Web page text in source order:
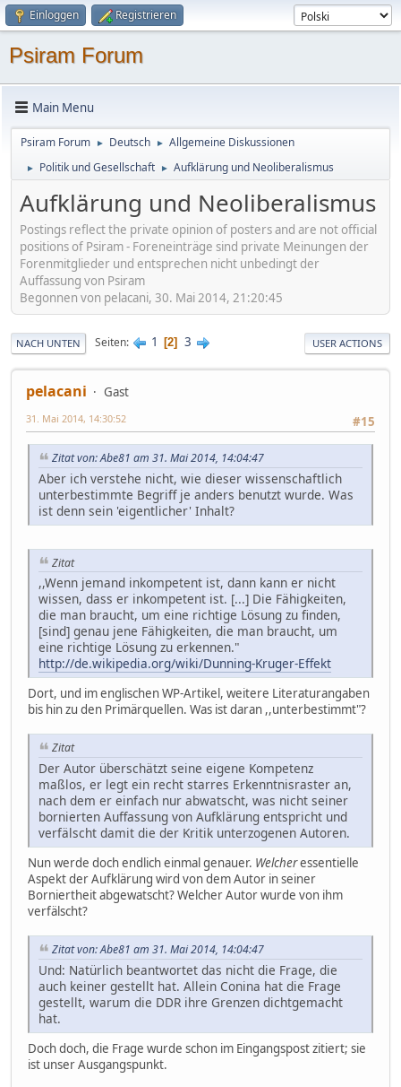
Einloggen Registrieren
Psiram Forum
Main Menu
Psiram Forum ► Deutsch ► Allgemeine Diskussionen
► Politik und Gesellschaft ► Aufklärung und Neoliberalismus
Aufklärung und Neoliberalismus
Postings reflect the private opinion of posters and are not official
positions of Psiram - Foreneinträge sind private Meinungen der
Forenmitglieder und entsprechen nicht unbedingt der
Auffassung von Psiram
Begonnen von pelacani, 30. Mai 2014, 21:20:45
NACH UNTEN Seiten 1 2 3 USER ACTIONS
pelacani
Gast
#15
31. Mai 2014, 14:30:52
Zitat von: Abe81 am 31. Mai 2014, 14:04:47
Aber ich verstehe nicht, wie dieser wissenschaftlich
unterbestimmte Begriff je anders benutzt wurde. Was
ist denn sein 'eigentlicher' Inhalt?
Zitat
,,Wenn jemand inkompetent ist, dann kann er nicht
wissen, dass er inkompetent ist. [...] Die Fähigkeiten,
die man braucht, um eine richtige Lösung zu finden,
[sind] genau jene Fähigkeiten, die man braucht, um
eine richtige Lösung zu erkennen."
http://de.wikipedia.org/wiki/Dunning-Kruger-Effekt
Dort, und im englischen WP-Artikel, weitere Literaturangaben
bis hin zu den Primärquellen. Was ist daran ,,unterbestimmt"?
Zitat
Der Autor überschätzt seine eigene Kompetenz
maßlos, er legt ein recht starres Erkenntnisraster an,
nach dem er einfach nur abwatscht, was nicht seiner
bornierten Auffassung von Aufklärung entspricht und
verfälscht damit die der Kritik unterzogenen Autoren.
Nun werde doch endlich einmal genauer. Welcheressentielle
Aspekt der Aufklärung wird von dem Autor in seiner
Borniertheit abgewatscht? Welcher Autor wurde von ihm
verfälscht?
Zitat von: Abe81 am 31. Mai 2014, 14:04:47
Und: Natürlich beantwortet das nicht die Frage, die
auch keiner gestellt hat. Allein Conina hat die Frage
gestellt, warum die DDR ihre Grenzen dichtgemacht
hat.
Doch doch, die Frage wurde schon im Eingangspost zitiert; sie
ist unser Ausgangspunkt.